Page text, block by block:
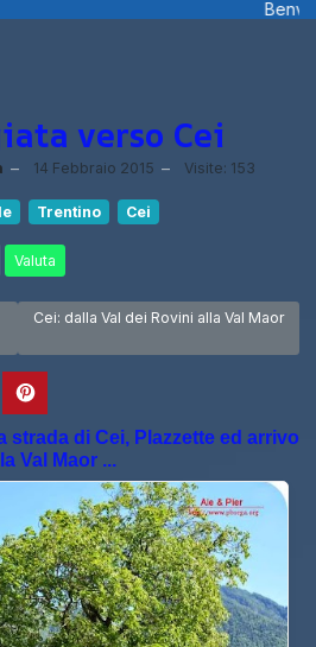
Benvenuti visitatori ... fotografie,
verso Cei
14 Febbraio 2015 Visite: 153
Trentino Cei
- Birreria - Magras
Articolo successivo: Cei: dalla Val dei
Cei: dalla Val dei Rovini alla Val Maor
strada di Cei, Plazzette ed arrivo
Val Maor ...